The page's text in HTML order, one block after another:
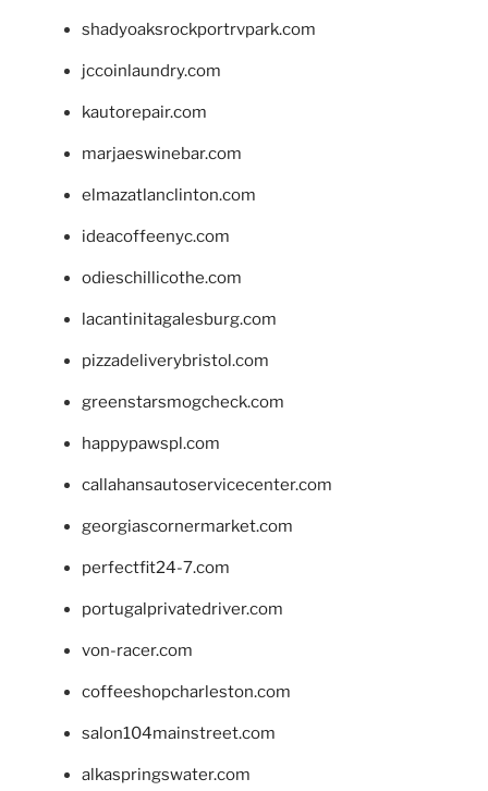
shadyoaksrockportrvpark.com
jccoinlaundry.com
kautorepair.com
marjaeswinebar.com
elmazatlanclinton.com
ideacoffeenyc.com
odieschillicothe.com
lacantinitagalesburg.com
pizzadeliverybristol.com
greenstarsmogcheck.com
happypawspl.com
callahansautoservicecenter.com
georgiascornermarket.com
perfectfit24-7.com
portugalprivatedriver.com
von-racer.com
coffeeshopcharleston.com
salon104mainstreet.com
alkaspringswater.com